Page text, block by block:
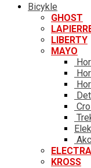
Bicykle
GHOST
LIBERTY
MAYO
ELECTRA
KROSS